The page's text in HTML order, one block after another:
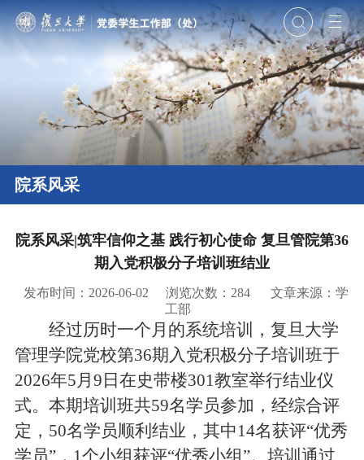
院系风采
院系风采|筑牢信仰之基 践行初心使命 复旦管院第36
期入党积极分子培训班结业
发布时间：2026-06-02 浏览次数： 284
文章来源：学
工部
经过历时一个月的系统培训，复旦大学
管理学院党校第36期入党积极分子培训班于
2026年5月9日在史带楼301教室举行结业仪
式。本期培训班共59名学员参加，经综合评
定，50名学员顺利结业，其中14名获评“优秀
学员”，1个小组获评“优秀小组”。培训通过